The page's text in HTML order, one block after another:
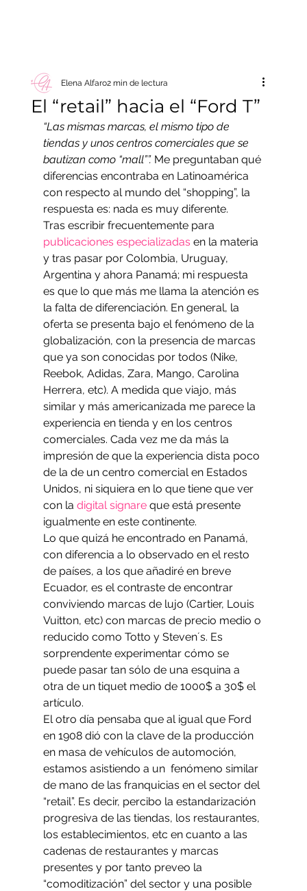
El “retail” hacia el “Ford T”
Elena Alfaro2 min de lectura
“Las mismas marcas, el mismo tipo de
tiendas y unos centros comerciales que se
bautizan como “mall””. Me preguntaban qué
diferencias encontraba en Latinoamérica
con respecto al mundo del “shopping”, la
respuesta es: nada es muy diferente.
Tras escribir frecuentemente para
publicaciones especializadas en la materia
y tras pasar por Colombia, Uruguay,
Argentina y ahora Panamá; mi respuesta
es que lo que más me llama la atención es
la falta de diferenciación. En general, la
oferta se presenta bajo el fenómeno de la
globalización, con la presencia de marcas
que ya son conocidas por todos (Nike,
Reebok, Adidas, Zara, Mango, Carolina
Herrera, etc). A medida que viajo, más
similar y más americanizada me parece la
experiencia en tienda y en los centros
comerciales. Cada vez me da más la
impresión de que la experiencia dista poco
de la de un centro comercial en Estados
Unidos, ni siquiera en lo que tiene que ver
con la digital signare que está presente
igualmente en este continente.
Lo que quizá he encontrado en Panamá,
con diferencia a lo observado en el resto
de países, a los que añadiré en breve
Ecuador, es el contraste de encontrar
conviviendo marcas de lujo (Cartier, Louis
Vuitton, etc) con marcas de precio medio o
reducido como Totto y Steven´s. Es
sorprendente experimentar cómo se
puede pasar tan sólo de una esquina a
otra de un tiquet medio de 1000$ a 30$ el
artículo.
El otro día pensaba que al igual que Ford
en 1908 dió con la clave de la producción
en masa de vehículos de automoción,
estamos asistiendo a un  fenómeno similar
de mano de las franquicias en el sector del
“retail”. Es decir, percibo la estandarización
progresiva de las tiendas, los restaurantes,
los establecimientos, etc en cuanto a las
cadenas de restaurantes y marcas
presentes y por tanto preveo la
“comoditización” del sector y una posible